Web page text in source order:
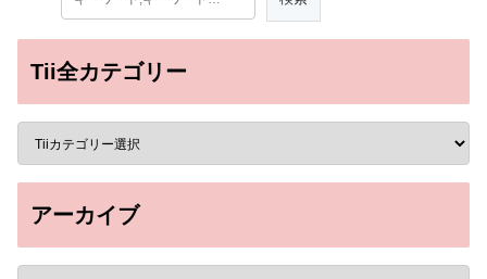
Tii全カテゴリー
アーカイブ